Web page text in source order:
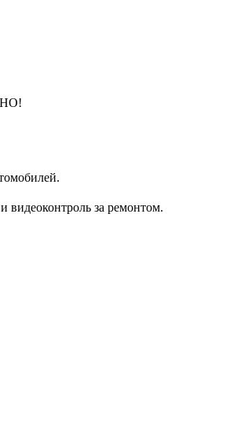
видеоконтроль за ремонтом.